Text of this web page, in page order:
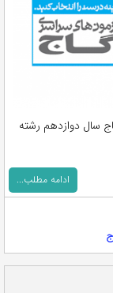
سوالات و پاسخ تشریحی آزمون 8 شهریور 98 گاج سال دوازدهم رشته
ادامه مطلب...